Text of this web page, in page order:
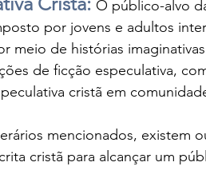
O público-alvo
por jovens e adultos
meio de histórias
de ficção especulativa,
cristã em
mencionados, existem
cristã para alcançar um